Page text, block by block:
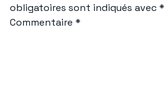
obligatoires sont indiqués avec*
Commentaire *